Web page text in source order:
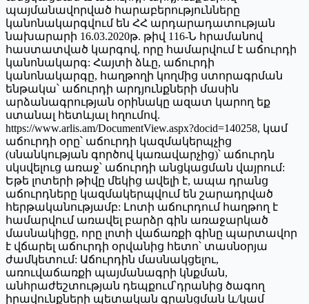
պայմանավորված հարաբերությունները
կանոնակարգվում են ՀՀ արդարադատության
նախարարի 16.03.2020թ. թիվ 116-Ն հրամանով
հաստատված կարգով, որը համարվում է աճուրդի
կանոնակարգ: Հայտի ձևը, աճուրդի
կանոնակարգը, հաղթողի կողմից ստորագրման
ենթակա՝ աճուրդի արդյունքների մասին
արձանագրության օրինակը ազատ կարող եք
ստանալ հետևյալ հղումով.
https://www.arlis.am/DocumentView.aspx?docid=140258, կամ
աճուրդի օրը՝ աճուրդի կազմակերպչից
(սնանկության գործով կառավարչից)՝ աճուրդն
սկսվելուց առաջ՝ աճուրդի անցկացման վայրում:
Եթե լոտերի թիվը մեկից ավելի է, ապա դրանց
աճուրդները կազմակերպվում են շարադրված
հերթականությամբ: Լոտի աճուրդում հաղթող է
համարվում առավել բարձր գին առաջարկած
մասնակիցը, որը լոտի վաճառքի գինը պարտավոր
է վճարել աճուրդի օրվանից հետո՝ տասնօրյա
ժամկետում: Աճուրդին մասնակցելու,
առուվաճառքի պայմանագրի կնքման,
անհրաժեշտության դեպքում՝դրանից ծագող
իրավունքների պետական գրանցման և/կամ